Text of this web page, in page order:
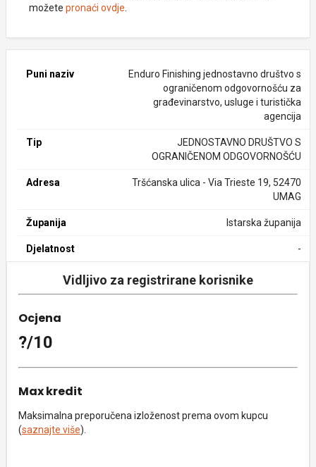
možete pronaći ovdje
Puni naziv
Enduro Finishing jednostavno društvo s
ograničenom odgovornošću za
građevinarstvo, usluge i turistička
agencija
Tip
JEDNOSTAVNO DRUŠTVO S
OGRANIČENOM ODGOVORNOŠĆU
Adresa
Tršćanska ulica - Via Trieste 19, 52470
UMAG
Županija Istarska županija
Djelatnost -
Vidljivo za registrirane korisnike
Ocjena
?/10
Max kredit
Maksimalna preporučena izloženost prema ovom kupcu
(saznajte više).